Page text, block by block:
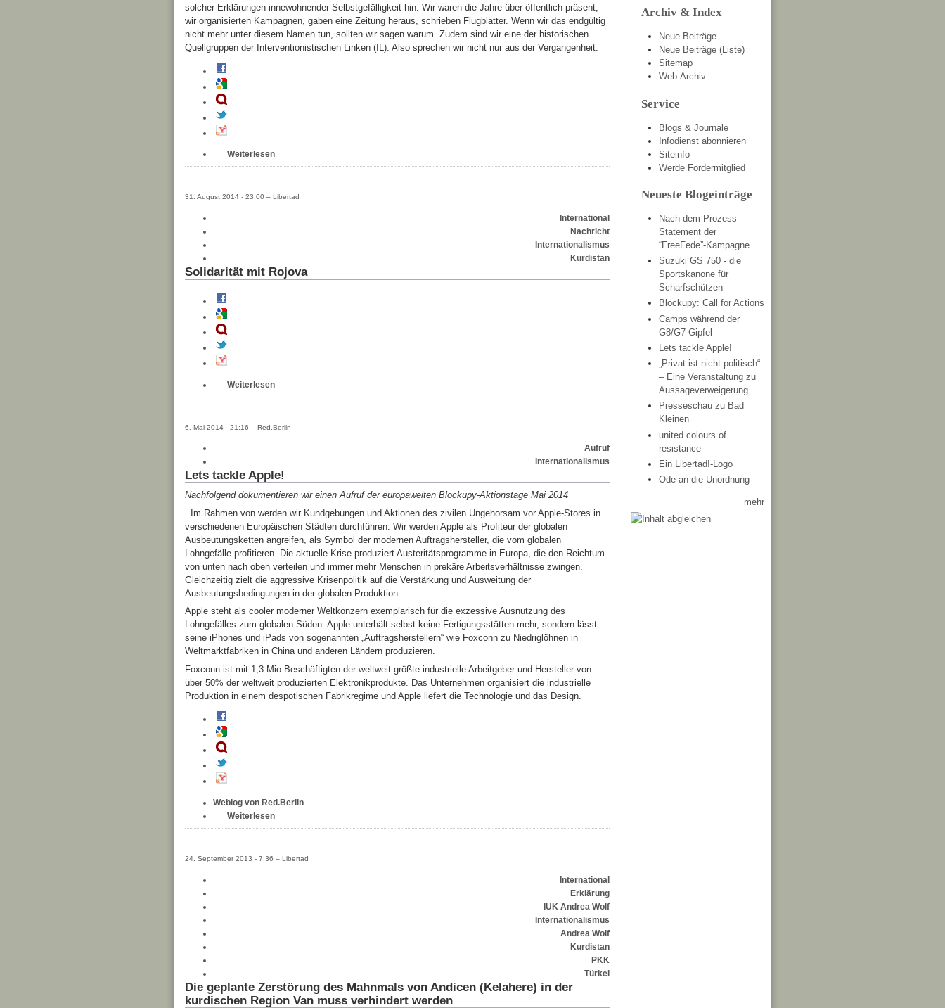
solcher Erklärungen innewohnender Selbstgefälligkeit hin. Wir waren die Jahre über öffentlich präsent,
wir organisierten Kampagnen, gaben eine Zeitung heraus, schrieben Flugblätter. Wenn wir das endgültig
nicht mehr unter diesem Namen tun, sollten wir sagen warum. Zudem sind wir eine der historischen
Quellgruppen der Interventionistischen Linken (IL). Also sprechen wir nicht nur aus der Vergangenheit.
Weiterlesen
31. August 2014 - 23:00 – Libertad
International
Nachricht
Internationalismus
Kurdistan
Solidarität mit Rojova
Weiterlesen
6. Mai 2014 - 21:16 – Red.Berlin
Aufruf
Internationalismus
Lets tackle Apple!
Nachfolgend dokumentieren wir einen Aufruf der europaweiten Blockupy-Aktionstage Mai 2014
Im Rahmen von werden wir Kundgebungen und Aktionen des zivilen Ungehorsam vor Apple-Stores in
verschiedenen Europäischen Städten durchführen. Wir werden Apple als Profiteur der globalen
Ausbeutungsketten angreifen, als Symbol der modernen Auftragshersteller, die vom globalen
Lohngefälle profitieren. Die aktuelle Krise produziert Austeritätsprogramme in Europa, die den Reichtum
von unten nach oben verteilen und immer mehr Menschen in prekäre Arbeitsverhältnisse zwingen.
Gleichzeitig zielt die aggressive Krisenpolitik auf die Verstärkung und Ausweitung der
Ausbeutungsbedingungen in der globalen Produktion.
Apple steht als cooler moderner Weltkonzern exemplarisch für die exzessive Ausnutzung des
Lohngefälles zum globalen Süden. Apple unterhält selbst keine Fertigungsstätten mehr, sondern lässt
seine iPhones und iPads von sogenannten „Auftragsherstellern“ wie Foxconn zu Niedriglöhnen in
Weltmarktfabriken in China und anderen Ländern produzieren.
Foxconn ist mit 1,3 Mio Beschäftigten der weltweit größte industrielle Arbeitgeber und Hersteller von
über 50% der weltweit produzierten Elektronikprodukte. Das Unternehmen organisiert die industrielle
Produktion in einem despotischen Fabrikregime und Apple liefert die Technologie und das Design.
Weblog von Red.Berlin
Weiterlesen
24. September 2013 - 7:36 – Libertad
International
Erklärung
IUK Andrea Wolf
Internationalismus
Andrea Wolf
Kurdistan
PKK
Türkei
Die geplante Zerstörung des Mahnmals von Andicen (Kelahere) in der
kurdischen Region Van muss verhindert werden
Archiv & Index
Neue Beiträge
Neue Beiträge (Liste)
Sitemap
Web-Archiv
Service
Blogs & Journale
Infodienst abonnieren
Siteinfo
Werde Fördermitglied
Neueste Blogeinträge
Nach dem Prozess –
Statement der
“FreeFede”-Kampagne
Suzuki GS 750 - die
Sportskanone für
Scharfschützen
Blockupy: Call for Actions
Camps während der
G8/G7-Gipfel
Lets tackle Apple!
„Privat ist nicht politisch“
– Eine Veranstaltung zu
Aussageverweigerung
Presseschau zu Bad
Kleinen
united colours of
resistance
Ein Libertad!-Logo
Ode an die Unordnung
mehr